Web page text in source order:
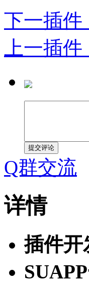
下一插件
上一插
提交评论
Q群交流
详情
插件开